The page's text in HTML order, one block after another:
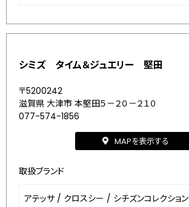
シミズ タイム＆ジュエリー 堅田
〒5200242
滋賀県 大津市 本堅田５－２０－２１０
077-574-1856
MAPを表示する
取扱ブランド
アテッサ / クロスシー / シチズンコレクション